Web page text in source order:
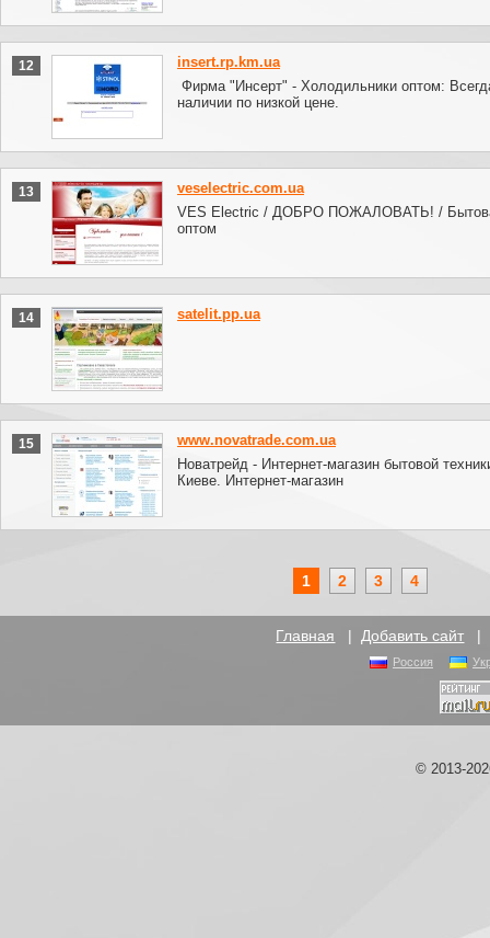
12
insert.rp.km.ua
Фирма "Инсерт" - Холодильники оптом:
наличии по низкой цене.
13
veselectric.com.ua
VES Electric / ДОБРО ПОЖАЛОВАТЬ! /
оптом
14 satelit.pp.ua
15
www.novatrade.com.ua
Новатрейд - Интернет-магазин бытовой
Киеве. Интернет-магазин
1 2 3 4
Главная | Добавить сайт |
Россия
© 2013-